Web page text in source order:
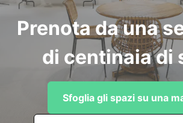
Prenota da una
di centinaia di
Sfoglia gli spazi su una